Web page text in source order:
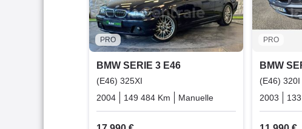
PRO
BMW SERIE 3 E46
(E46) 325XI
2004
149 484 Km Manuelle
PRO
BMW
(E46) 320I
2003